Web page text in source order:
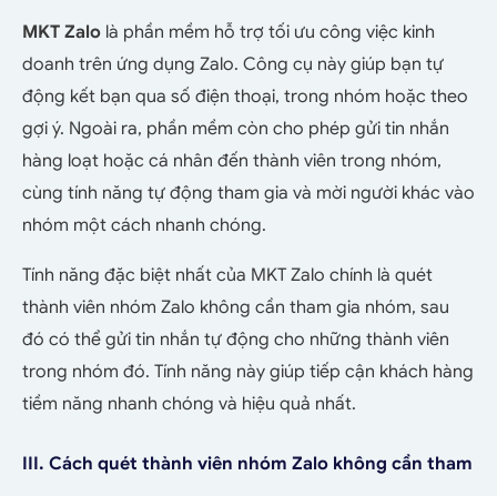
MKT Zalo là phần mềm hỗ trợ tối ưu công việc kinh
doanh trên ứng dụng Zalo. Công cụ này giúp bạn tự
động kết bạn qua số điện thoại, trong nhóm hoặc theo
gợi ý. Ngoài ra, phần mềm còn cho phép gửi tin nhắn
hàng loạt hoặc cá nhân đến thành viên trong nhóm,
cùng tính năng tự động tham gia và mời người khác vào
nhóm một cách nhanh chóng.
Tính năng đặc biệt nhất của MKT Zalo chính là quét
thành viên nhóm Zalo không cần tham gia nhóm, sau
đó có thể gửi tin nhắn tự động cho những thành viên
trong nhóm đó. Tính năng này giúp tiếp cận khách hàng
tiềm năng nhanh chóng và hiệu quả nhất.
III. Cách quét thành viên nhóm Zalo không cần tham